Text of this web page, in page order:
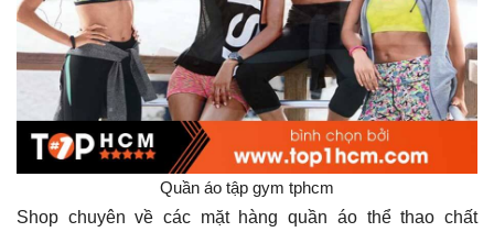
Quần áo tập gym tphcm
Shop chuyên về các mặt hàng quần áo thể thao chất